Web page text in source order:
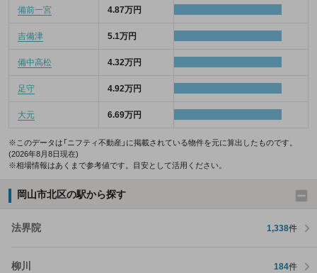
備前一宮 4.87万円
吉備津 5.1万円
備中高松 4.32万円
足守 4.92万円
大元 6.69万円
※このデータは「ニフティ不動産」に掲載されている物件を元に算出したものです。
(2026年8月8日現在)
※相場情報はあくまで参考値です。目安として活用ください。
岡山市北区の駅から探す
法界院 1,338件
柳川 184件